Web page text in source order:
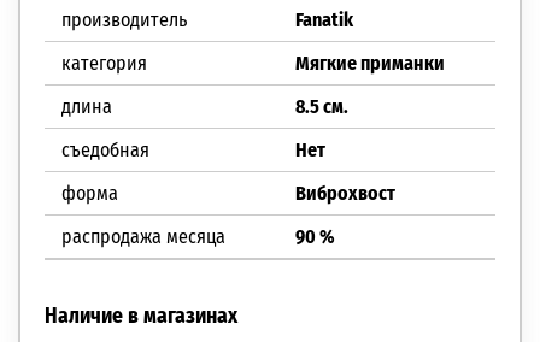
производитель
Fanatik
категория
Мягкие приманки
длина
8.5 см.
съедобная
Нет
форма
Виброхвост
распродажа месяца
90 %
Наличие в магазинах